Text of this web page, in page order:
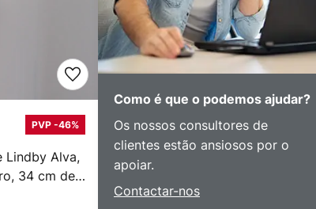
Lindby Alva,
34 cm de
PVP -46%
Como é que o podemos ajudar?
Os nossos consultores de
clientes estão ansiosos por o
apoiar.
Contactar-nos